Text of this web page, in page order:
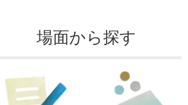
場面から探す